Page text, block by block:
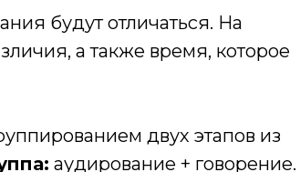
будут отличаться. На
а также время, которое
двух этапов из
аудирование + говорение.